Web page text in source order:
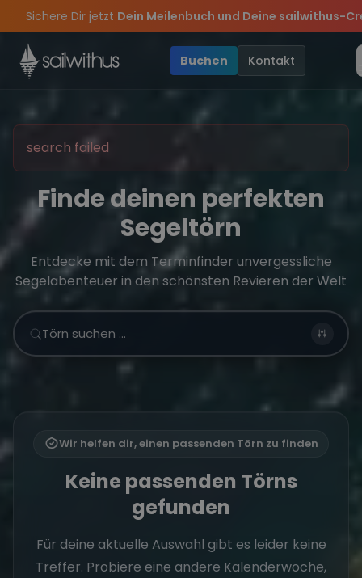
Skip to content
Spätsommer Special:Am 05.09 alle Youngline-Törns für
keine Törn-Updates, Insider-Tipps und exklusive
Closing Party 2026!Die Saison war legendär – wir feiern
Buchen
Kontakt
search failed
Finde deinen perfekten
Segeltörn
Entdecke mit dem Terminfinder unvergessliche
Segelabenteuer in den schönsten Revieren der Welt
Törn suchen …
Wir helfen dir, einen passenden Törn zu finden
Keine passenden Törns
gefunden
Für deine aktuelle Auswahl gibt es leider keine
Treffer. Probiere eine andere Kalenderwoche,